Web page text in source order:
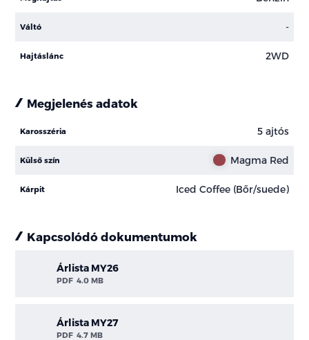
Váltó -
Hajtáslánc 2WD
Megjelenés adatok
Karosszéria 5 ajtós
Külső szín Magma Red
Kárpit Iced Coffee (Bőr/suede)
Kapcsolódó dokumentumok
Árlista MY26
PDF 4.0 MB
Árlista MY27
PDF 4.7 MB